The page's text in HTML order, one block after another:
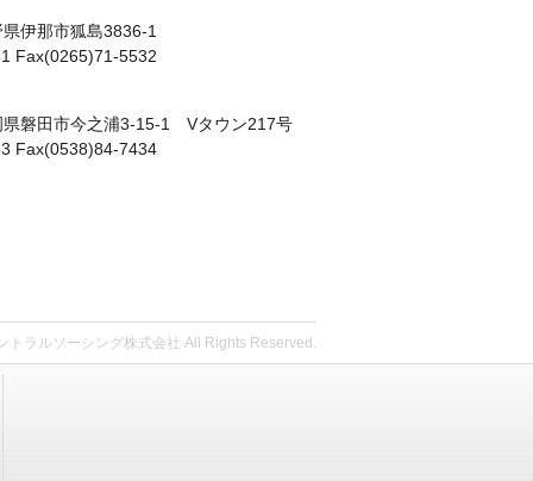
伊那市狐島3836-1
Fax(0265)71-5532
県磐田市今之浦3-15-1 Vタウン217号
Fax(0538)84-7434
ラルソーシング株式会社 All Rights Reserved.